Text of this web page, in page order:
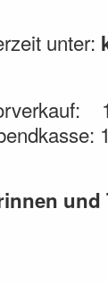
unter:
und